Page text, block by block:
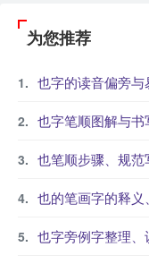
为您推荐
也字的读音偏旁
也字笔顺图解与书
也笔顺步骤、规
也的笔画字的释
也字旁例字整理